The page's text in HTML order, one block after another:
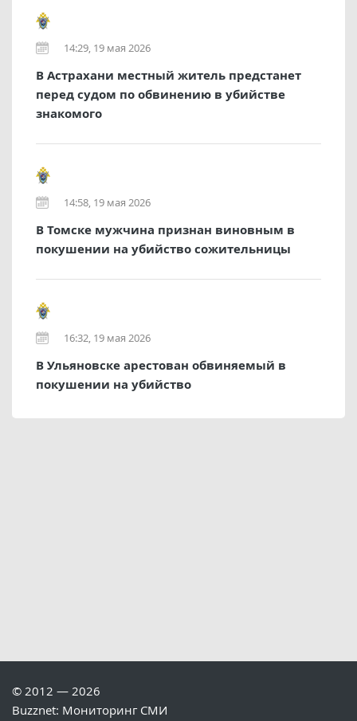
14:29, 19 мая 2026
В Астрахани местный житель предстанет
перед судом по обвинению в убийстве
знакомого
14:58, 19 мая 2026
В Томске мужчина признан виновным в
покушении на убийство сожительницы
16:32, 19 мая 2026
В Ульяновске арестован обвиняемый в
покушении на убийство
© 2012 — 2026
Buzznet: Мониторинг СМИ